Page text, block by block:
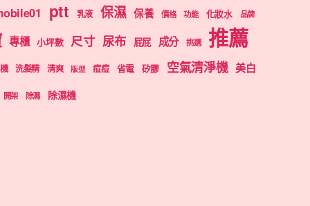
ptt 乳液 保濕 保養 價格 功能 化妝水 品牌
專櫃 小坪數 尺寸 尿布 屁屁 成分 挑選 推薦
洗髮精 清爽 版型 痘痘 省電 矽膠 空氣清淨機 美白
開架 除濕 除濕機